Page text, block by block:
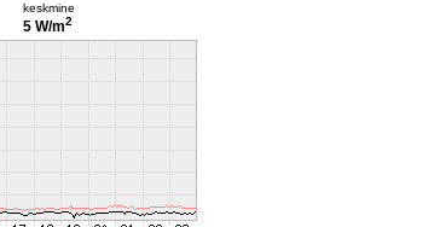
keskmine
5 W/m2